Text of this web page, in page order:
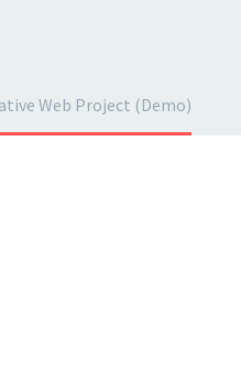
Web Project (Demo)